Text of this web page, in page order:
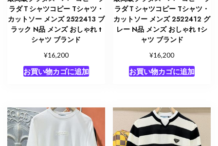
ラダＴシャツコピー Tシャツ・
カットソー メンズ 2522413 ブ
ラック N品 メンズ おしゃれ t
シャツ ブランド
¥16,200
お買い物カゴに追加
ラダＴシャツコピー Tシャツ・
カットソー メンズ 2522412 グ
レー N品 メンズ おしゃれ tシ
ャツ ブランド
¥16,200
お買い物カゴに追加